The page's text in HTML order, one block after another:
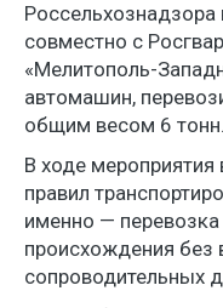
Россельхознадзора
совместно с
«Мелитополь-
автомашин,
общим весом 6 тонн.
В ходе
правил
именно —
происхождения без
сопроводительных